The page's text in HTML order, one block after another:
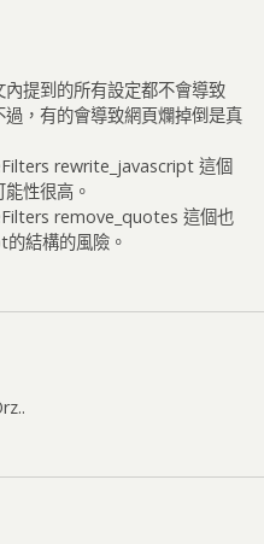
提到的所有設定都不會導致
，有的會導致網頁爛掉倒是真
rewrite_javascript 這個
性很高。
remove_quotes 這個也
結構的風險。